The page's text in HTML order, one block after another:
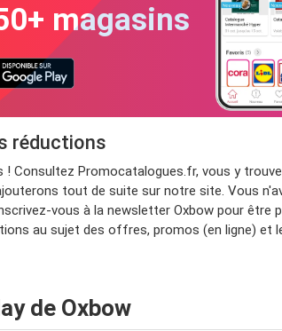
magasins
réductions
Consultez Promocatalogues.fr, vous y
tout de suite sur notre site. Vous
vous à la newsletter Oxbow pour
au sujet des offres, promos (en ligne) et
de Oxbow